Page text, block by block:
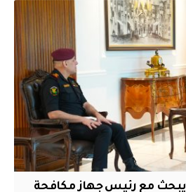
يبحث مع رئيس جهاز مكافحة